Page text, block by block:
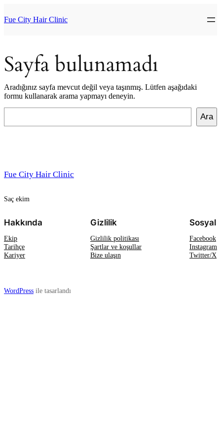
geç
Fue City Hair Clinic
Sayfa bulunamadı
Aradığınız sayfa mevcut değil veya taşınmış. Lütfen aşağıdaki
formu kullanarak arama yapmayı deneyin.
Ara
Fue City Hair Clinic
Saç ekim
Hakkında
Ekip
Tarihçe
Kariyer
Gizlilik
Gizlilik politikası
Şartlar ve koşullar
Bize ulaşın
Sosyal
Facebook
Instagram
Twitter/X
WordPress ile tasarlandı